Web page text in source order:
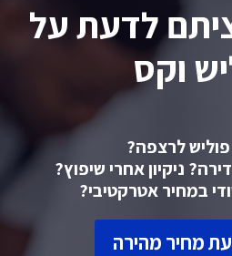
לדעת על
וקס
פוליש לרצפה?
ניקיון אחרי שיפוץ?
במחיר אטרקטיבי?
מחיר מהירה